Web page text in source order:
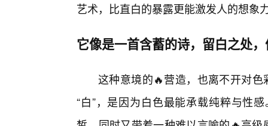
艺术，比直白的暴露更能激发人的想象
它像是一首含蓄的诗，留白之处
这种意境的🔥营造，也离不开对色
“白”，是因为白色最能承载纯粹与性